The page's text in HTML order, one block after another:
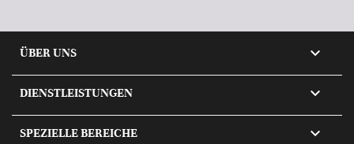
ÜBER UNS 
DIENSTLEISTUNGEN 
SPEZIELLE BEREICHE 